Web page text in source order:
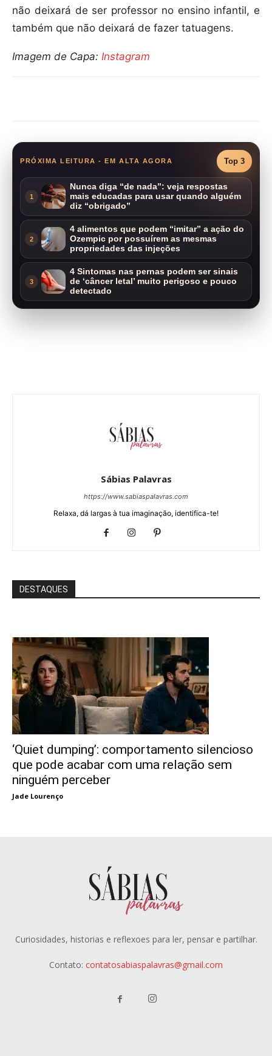
não deixará de ser professor no ensino infantil, e
também que não deixará de fazer tatuagens.
Imagem de Capa: Instagram
PRÓXIMA LEITURA - EM ALTA AGORA Top 3
1
Nunca diga “de nada”: veja respostas
mais educadas para usar quando alguém
diz “obrigado”
2
4 alimentos que podem “imitar” a ação do
Ozempic por possuírem as mesmas
propriedades das injeções
3
4 Sintomas nas pernas podem ser sinais
de ‘câncer letal’ muito perigoso e pouco
detectado
Sábias Palavras
https://www.sabiaspalavras.com
Relaxa, dá largas à tua imaginação, identifica-te!
DESTAQUES
‘Quiet dumping’: comportamento silencioso
que pode acabar com uma relação sem
ninguém perceber
Jade Lourenço
Curiosidades, historias e reflexoes para ler, pensar e partilhar.
Contato: contatosabiaspalavras@gmail.com